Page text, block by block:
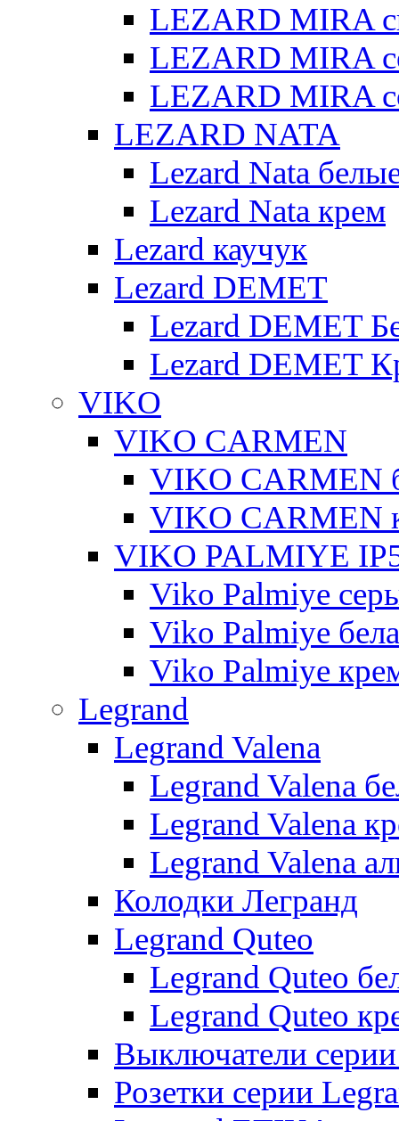
LEZARD MIRA
LEZARD MIRA
LEZARD MIRA
LEZARD NATA
Lezard Nata
Lezard Nata крем
Lezard каучук
Lezard DEMET
Lezard DEMET
Lezard DEMET
VIKO
VIKO CARMEN
VIKO CARMEN
VIKO CARMEN
VIKO PALMIYE
Viko Palmiye
Viko Palmiye
Viko Palmiye
Legrand
Legrand Valena
Legrand Valena
Legrand Valena
Legrand Valena
Колодки Легранд
Legrand Quteo
Legrand Quteo
Legrand Quteo
Выключатели
Розетки серии